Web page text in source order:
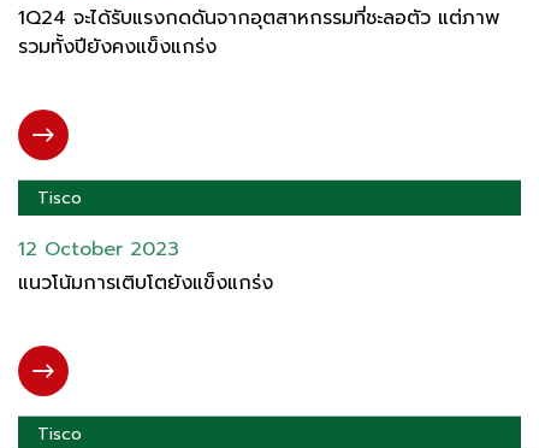
1Q24 จะได้รับแรงกดดันจากอุตสาหกรรมที่ชะลอตัว แต่ภาพ
รวมทั้งปียังคงแข็งแกร่ง
Tisco
12 October 2023
แนวโน้มการเติบโตยังแข็งแกร่ง
Tisco